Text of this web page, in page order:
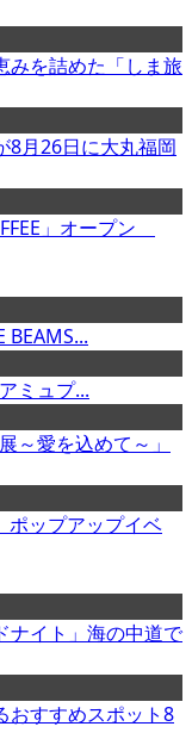
みを詰めた「しま旅
8月26日に大丸福岡
」オープン
BEAMS...
ミュプ...
～愛を込めて～」
ポップアップイベ
ナイト」海の中道で
おすすめスポット8